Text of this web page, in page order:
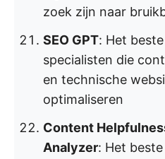
zoek zijn naar
SEO GPT: Het
specialisten die
en technische
optimaliseren
Content
Analyzer: Het